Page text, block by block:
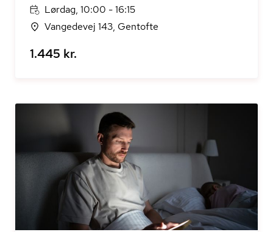
Lørdag, 10:00 - 16:15
Vangedevej 143, Gentofte
1.445 kr.